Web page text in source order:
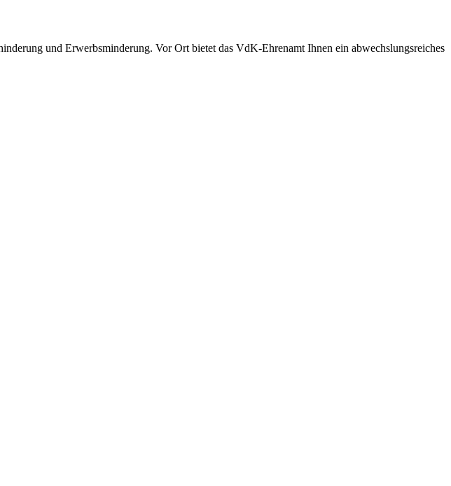
und Erwerbsminderung. Vor Ort bietet das VdK-Ehrenamt Ihnen ein abwechslungsreiches